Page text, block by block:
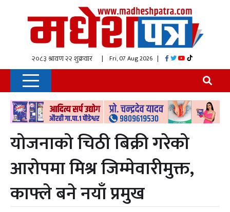
| Fri, 07 Aug 2026 |
योजनाको चिठी बिक्री गरेको
आरोपमा मिश्र जिम्मेवारीमुक्त,
काफ्ले बने नयाँ प्रमुख